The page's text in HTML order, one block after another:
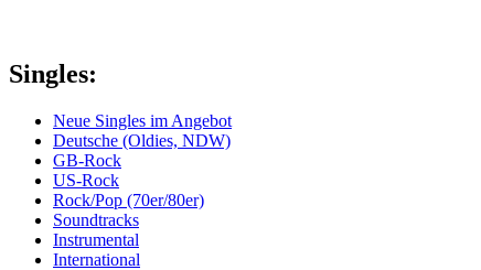
Singles:
Neue Singles im Angebot
Deutsche (Oldies, NDW)
GB-Rock
US-Rock
Rock/Pop (70er/80er)
Soundtracks
Instrumental
International